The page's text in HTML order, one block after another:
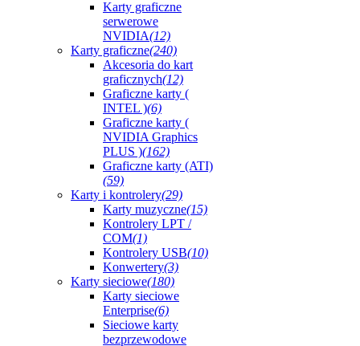
Karty graficzne
serwerowe
NVIDIA(12)
Karty graficzne(240)
Akcesoria do kart
graficznych(12)
Graficzne karty (
INTEL )(6)
Graficzne karty (
NVIDIA Graphics
PLUS )(162)
Graficzne karty (ATI)
(59)
Karty i kontrolery(29)
Karty muzyczne(15)
Kontrolery LPT /
COM(1)
Kontrolery USB(10)
Konwertery(3)
Karty sieciowe(180)
Karty sieciowe
Enterprise(6)
Sieciowe karty
bezprzewodowe